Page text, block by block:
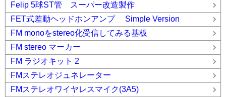
Felip 5球ST管 スーパー改造製作
FET式差動ヘッドホンアンプ Simple Version
FM monoをstereo化受信してみる基板
FM stereo マーカー
FM ラジオキット 2
FMステレオジュネレーター
FMステレオワイヤレスマイク(3A5)